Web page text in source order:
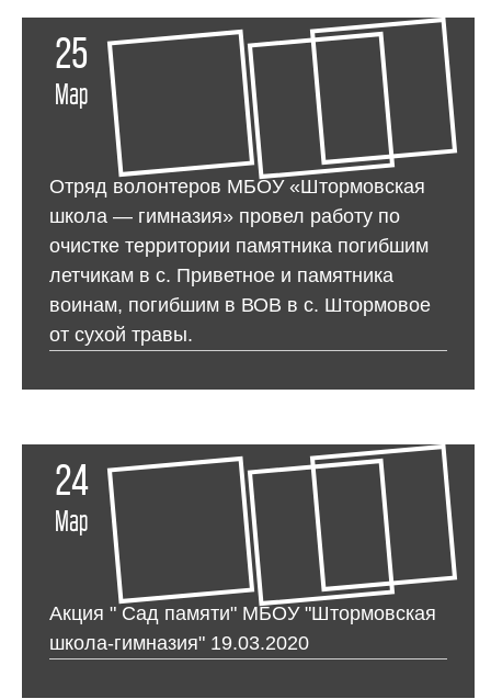
25
Мар
Отряд волонтеров МБОУ «Штормовская
школа — гимназия» провел работу по
очистке территории памятника погибшим
летчикам в с. Приветное и памятника
воинам, погибшим в ВОВ в с. Штормовое
от сухой травы.
24
Мар
Акция " Сад памяти" МБОУ "Штормовская
школа-гимназия" 19.03.2020